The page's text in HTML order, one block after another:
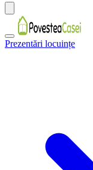
Prezentări locuințe